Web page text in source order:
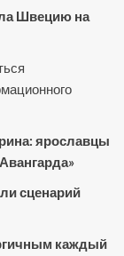
Швецию на
ярославцы
сценарий
каждый